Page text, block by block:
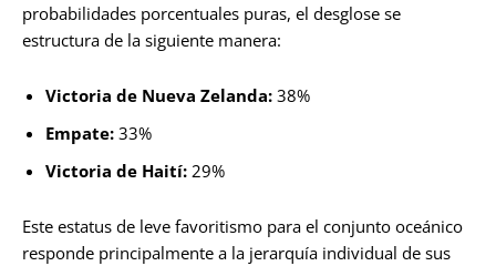
probabilidades porcentuales puras, el desglose se
estructura de la siguiente manera:
Victoria de Nueva Zelanda: 38%
Empate: 33%
Victoria de Haití: 29%
Este estatus de leve favoritismo para el conjunto oceánico
responde principalmente a la jerarquía individual de sus